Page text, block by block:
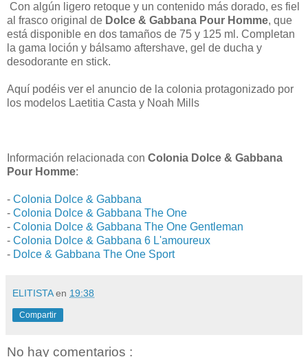
Con algún ligero retoque y un contenido más dorado, es fiel
al frasco original de Dolce & Gabbana Pour Homme, que
está disponible en dos tamaños de 75 y 125 ml. Completan
la gama loción y bálsamo aftershave, gel de ducha y
desodorante en stick.
Aquí podéis ver el anuncio de la colonia protagonizado por
los modelos Laetitia Casta y Noah Mills
Información relacionada con Colonia Dolce & Gabbana
Pour Homme:
- Colonia Dolce & Gabbana
- Colonia Dolce & Gabbana The One
- Colonia Dolce & Gabbana The One Gentleman
- Colonia Dolce & Gabbana 6 L'amoureux
- Dolce & Gabbana The One Sport
ELITISTAen 19:38
Compartir
No hay comentarios :